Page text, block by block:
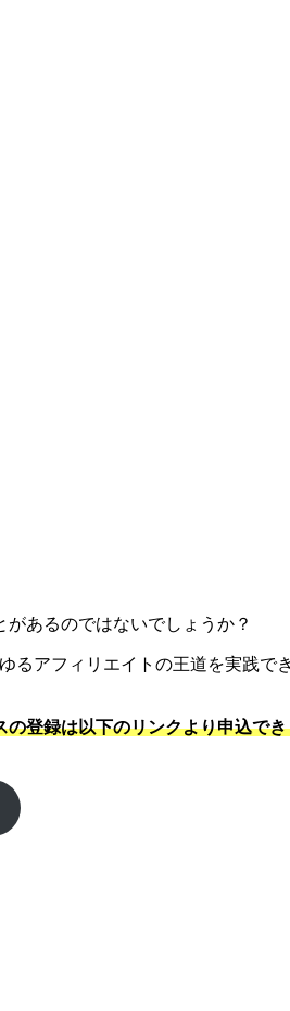
あるのではないでしょうか？
るアフィリエイトの王道を実践で
登録は以下のリンクより申込で